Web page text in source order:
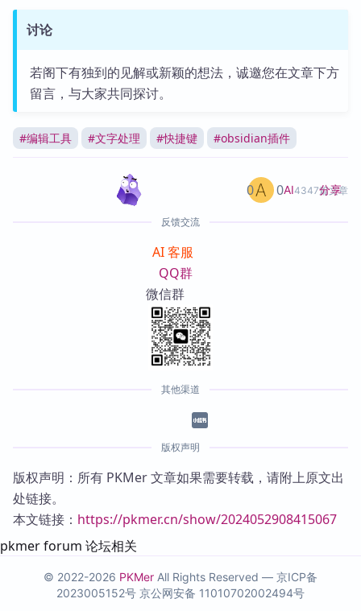
讨论
若阁下有独到的见解或新颖的想法，诚邀您在文章下方
留言，与大家共同探讨。
#编辑工具 #文字处理 #快捷键 #obsidian插件
AI4347篇文章
0 0 分享
反馈交流
AI 客服
QQ群
微信群
其他渠道
版权声明
版权声明：所有 PKMer 文章如果需要转载，请附上原文出
处链接。
本文链接： https://pkmer.cn/show/2024052908415067
pkmer forum 论坛相关
© 2022-2026 PKMer All Rights Reserved — 京ICP备
2023005152号 京公网安备 11010702002494号